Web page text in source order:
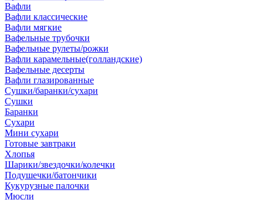
Вафли
Вафли классические
Вафли мягкие
Вафельные трубочки
Вафельные рулеты/рожки
Вафли карамельные(голландские)
Вафельные десерты
Вафли глазированные
Сушки/баранки/сухари
Сушки
Баранки
Сухари
Мини сухари
Готовые завтраки
Хлопья
Шарики/звездочки/колечки
Подушечки/батончики
Кукурузные палочки
Мюсли